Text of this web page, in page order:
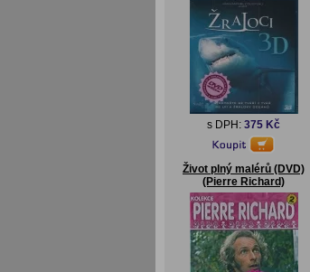
s DPH: 375 Kč
Život plný malérů (DVD)
(Pierre Richard)